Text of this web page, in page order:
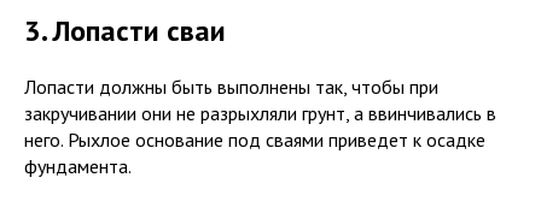
3. Лопасти сваи
Лопасти должны быть выполнены так, чтобы при
закручивании они не разрыхляли грунт, а ввинчивались в
него. Рыхлое основание под сваями приведет к осадке
фундамента.